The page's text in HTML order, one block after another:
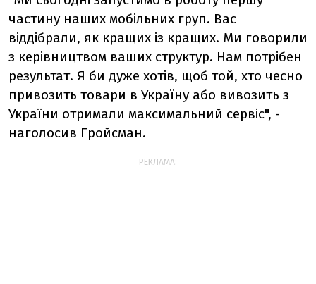
частину наших мобільних груп. Вас
віддібрали, як кращих із кращих. Ми говорили
з керівництвом ваших структур. Нам потрібен
результат. Я би дуже хотів, щоб той, хто чесно
привозить товари в Україну або вивозить з
України отримали максимальний сервіс", -
наголосив Гройсман.
РЕКЛАМА: